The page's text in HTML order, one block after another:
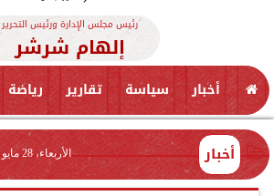
رئيس مجلس الإدارة ورئيس التحرير
إلهام شرشر
أخبار سياسة تقارير رياضة
أخبار الأربعاء، 28 مايو 2025